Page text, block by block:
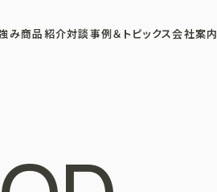
み商品紹介対談事例＆トピックス会社案内